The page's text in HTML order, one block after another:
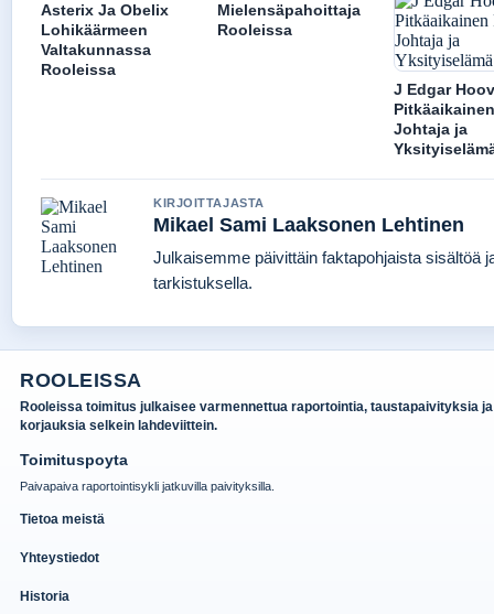
Asterix Ja Obelix
Lohikäärmeen
Valtakunnassa
Rooleissa
Mielensäpahoittaja
Rooleissa
J Edgar
Johtaja ja
KIRJOITTAJASTA
Mikael Sami Laaksonen Lehtinen
Julkaisemme päivittäin faktapohjaista sisältöä
tarkistuksella.
ROOLEISSA
Rooleissa toimitus julkaisee varmennettua raportointia, taustapaivityksia ja
korjauksia selkein lahdeviittein.
Toimituspoyta
Paivapaiva raportointisykli jatkuvilla paivityksilla.
Tietoa meistä
Yhteystiedot
Historia